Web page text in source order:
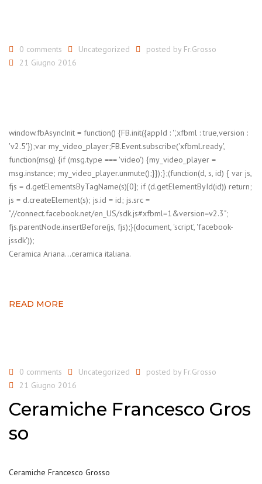
0 comments Uncategorized posted by Fr.Grosso
21 Giugno 2016
window.fbAsyncInit = function() {FB.init({appId : '',xfbml : true,version :
'v2.5'});var my_video_player;FB.Event.subscribe('xfbml.ready',
function(msg) {if (msg.type === 'video') {my_video_player =
msg.instance; my_video_player.unmute();}});};(function(d, s, id) { var js,
fjs = d.getElementsByTagName(s)[0]; if (d.getElementById(id)) return;
js = d.createElement(s); js.id = id; js.src =
"//connect.facebook.net/en_US/sdk.js#xfbml=1&version=v2.3";
fjs.parentNode.insertBefore(js, fjs);}(document, 'script', 'facebook-
jssdk'));
Ceramica Ariana…ceramica italiana.
READ MORE
0 comments Uncategorized posted by Fr.Grosso
21 Giugno 2016
Ceramiche Francesco Gros
so
Ceramiche Francesco Grosso